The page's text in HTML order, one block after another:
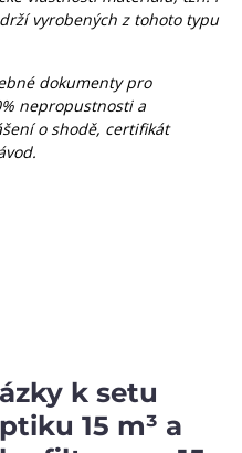
vyrobených z tohoto typu
dokumenty pro
nepropustnosti a
o shodě, certifikát
k setu
15 m³ a